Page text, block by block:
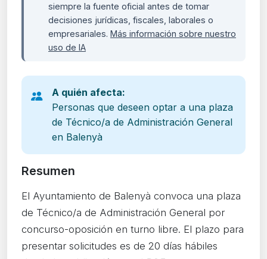
siempre la fuente oficial antes de tomar
decisiones jurídicas, fiscales, laborales o
empresariales. Más información sobre nuestro
uso de IA
A quién afecta:
Personas que deseen optar a una plaza
de Técnico/a de Administración General
en Balenyà
Resumen
El Ayuntamiento de Balenyà convoca una plaza
de Técnico/a de Administración General por
concurso-oposición en turno libre. El plazo para
presentar solicitudes es de 20 días hábiles